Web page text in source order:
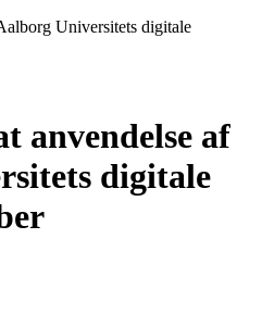
Universitets digitale
anvendelse af
digitale